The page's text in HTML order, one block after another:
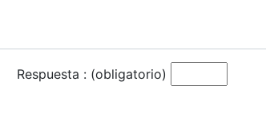
Respuesta : (obligatorio)